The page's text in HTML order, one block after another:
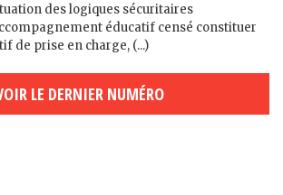
des logiques sécuritaires
éducatif censé constituer
de prise en charge, (...)
LE DERNIER NUMÉRO